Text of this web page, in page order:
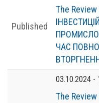
Published
The
ЧАС
03.10.2024 -
The